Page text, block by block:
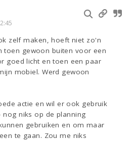
zelf maken, hoeft niet zo'n
toen gewoon buiten voor een
goed licht en toen een paar
mobiel. Werd gewoon
actie en wil er ook gebruik
niks op de planning
gebruiken en om maar
te gaan. Zou me niks